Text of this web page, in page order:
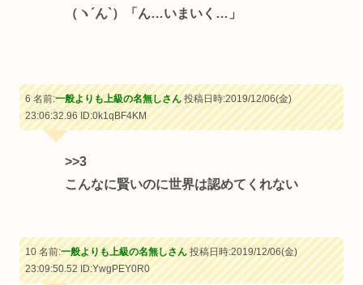
（ヽ´ん`）「ん…いまいく…」
6 名前:一般よりも上級の名無しさん投稿日時:2019/12/06(金)
23:06:32.96ID:0k1qBF4KM
>>3
こんなに賢いのに世界は認めてくれない
10 名前:一般よりも上級の名無しさん投稿日時:2019/12/06(金)
23:09:50.52ID:YwgPEY0R0